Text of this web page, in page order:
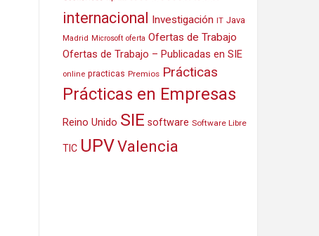
internacional Investigación IT Java
Madrid Microsoft oferta Ofertas de Trabajo
Ofertas de Trabajo – Publicadas en SIE
online practicas Premios Prácticas
Prácticas en Empresas
Reino Unido SIE software Software Libre
TIC UPVValencia